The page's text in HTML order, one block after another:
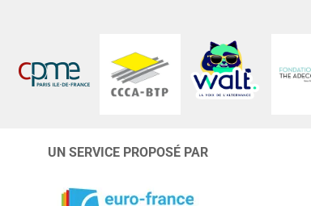
UN SERVICE PROPOSÉ PAR